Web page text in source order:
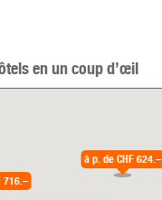
en un coup d’œil
à p. de CHF 624.–
716.–